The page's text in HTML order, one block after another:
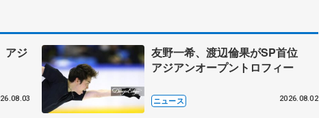
アジ
友野一希、渡辺倫果がSP首位
アジアンオープントロフィー
ニュース 2026.08.02